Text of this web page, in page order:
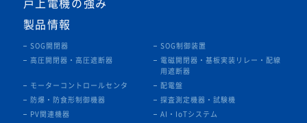
戸上電機の強み
製品情報
SOG開閉器 SOG制御装置
高圧開閉器・高圧遮断器 電磁開閉器・基板実装リレー・ 配線
用遮断器
モーターコントロールセンタ 配電盤
防爆・防食形制御機器 探査測定機器・試験機
PV関連機器 AI・IoTシステム